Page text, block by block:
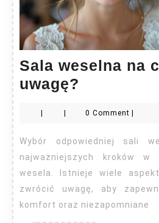
Sala weselna na
uwagę?
na
co
zwrócić
uwagę?
0 Comment
Wybór odpowiedniej sali weselnej to jeden z
najważniejszych kroków
wesela. Istnieje wiele
zwrócić uwagę, aby
komfort oraz niezapomniane